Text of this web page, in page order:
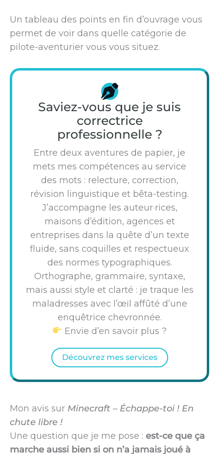
Un tableau des points en fin d’ouvrage vous
permet de voir dans quelle catégorie de
pilote-aventurier vous vous situez.
Saviez-vous que je suis
correctrice
professionnelle ?
Entre deux aventures de papier, je
mets mes compétences au service
des mots : relecture, correction,
révision linguistique et bêta-testing.
J’accompagne les auteur·rices,
maisons d’édition, agences et
entreprises dans la quête d’un texte
fluide, sans coquilles et respectueux
des normes typographiques.
Orthographe, grammaire, syntaxe,
mais aussi style et clarté : je traque les
maladresses avec l’œil affûté d’une
enquêtrice chevronnée.
Envie d’en savoir plus ?
Découvrez mes services
Mon avis sur Minecraft – Échappe-toi ! En
chute libre !
Une question que je me pose : est-ce que ça
marche aussi bien si on n’a jamais joué à